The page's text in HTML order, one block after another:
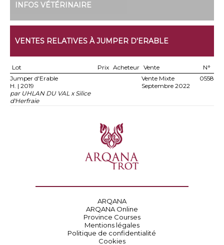
INFOS VÉTÉRINAIRE
VENTES RELATIVES À JUMPER D'ERABLE
Lot Prix Acheteur Vente
N°
Jumper d'Erable
H. | 2019
par UHLAN DU VAL x Silice
d'Herfraie
Vente Mixte
Septembre 2022
0558
ARQANA
ARQANA Online
Province Courses
Mentions légales
Politique de confidentialité
Cookies